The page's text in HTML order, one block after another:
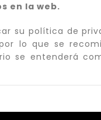
en la web.
su política de
lo que se
se entenderá